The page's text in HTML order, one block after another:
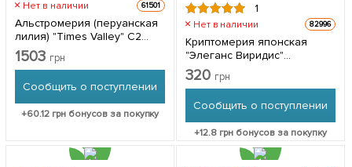
Нет в наличии 61501
Альстромерия (перуанская
лилия) "Times Valley" С2
высота 30-60см 1 саженец в
упаковке
1503 грн
Сообщить о поступлении
+60.12 грн бонусов за покупку
1
Нет в наличии 82996
Криптомерия японская
"Элеганс Виридис"
(Cryptomeria japonica
"Elegans Viridis") вазон Р9 1
320 грн
Сообщить о поступлении
+12.8 грн бонусов за покупку